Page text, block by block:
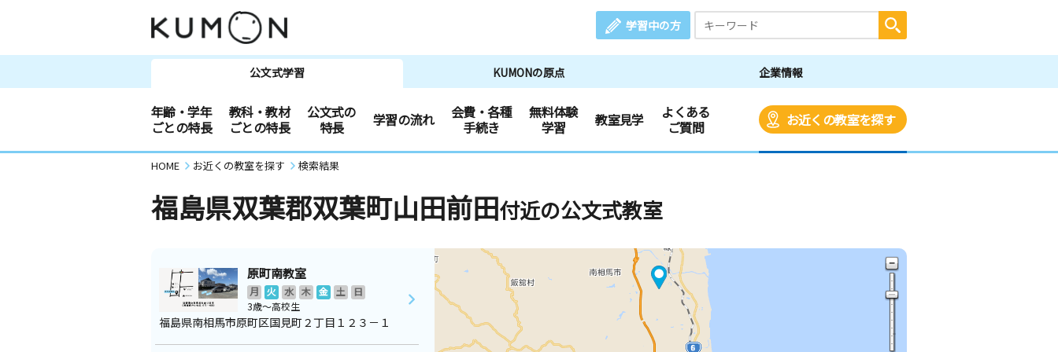
学習中の方
公文式学習 KUMONの原点 企業情報
年齢・学年
ごとの特長
教科・教材
ごとの特長
公文式の
特長
学習の流れ
会費・各種
手続き
無料体験
学習
教室見学
よくある
ご質問
お近くの教室を探す
HOME お近くの教室を探す 検索結果
福島県双葉郡双葉町山田前田付近の公文式教室
原町南教室
月 火 水 木 金 土
日
3歳～高校生
福島県南相馬市原町区国見町２丁目１２３－１